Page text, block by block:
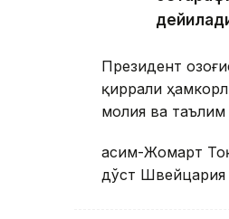
Президент
қиррали
молия ва
Қасим-Жомарт
дўст Швейцария